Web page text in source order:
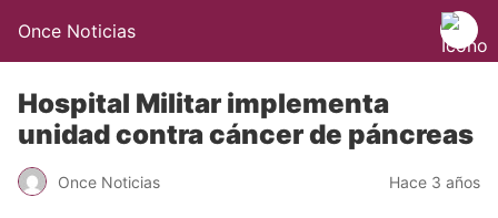
Once Noticias
Hospital Militar implementa
unidad contra cáncer de páncreas
Once Noticias Hace 3 años